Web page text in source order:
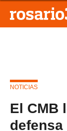
NOTICIAS
El CMB